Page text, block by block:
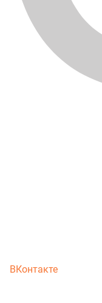
ВКонтакте